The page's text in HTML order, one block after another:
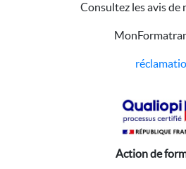
Consultez les avis de
Action de